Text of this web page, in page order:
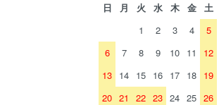
日 月 火 水 木 金
土
1
2 3 4
5
6
7 8 9 10 11
12
13 14 15 16 17 18 19
20 21 22 23 24 25 26